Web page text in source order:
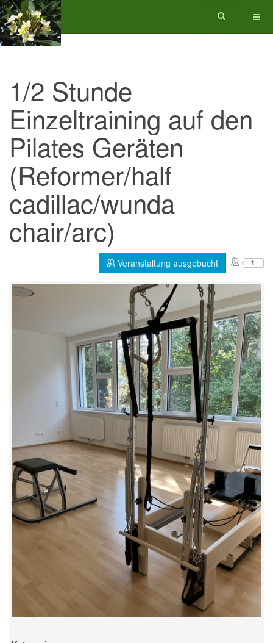
1/2 Stunde
Einzeltraining auf den
Pilates Geräten
(Reformer/half
cadillac/wunda
chair/arc)
Veranstaltung ausgebucht 1